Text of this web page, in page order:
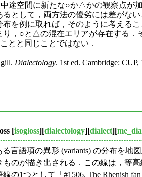
中途空間に新たな○か△かの観察点
として，両方法の優劣には差がな
を例に取れば，そのように考える
，○と△の混在エリアが存在する．
とと同じことではない．
Dialectology. 1st ed. Cambridge: CUP,
[isogloss][dialectology][dialect][
る言語項の異形 (variants) の分布を
のが描き出される．この線は，等
の1つとして「#1506. The Rhenish